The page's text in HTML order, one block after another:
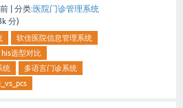
前 | 分类:医院门诊管理系统
分)
软佳医院信息管理系统
his选型对比
统
多语言门诊系统